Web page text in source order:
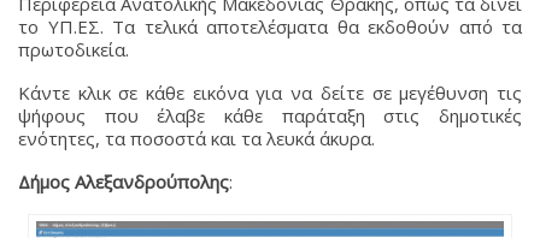
το ΥΠ.ΕΣ. Τα τελικά αποτελέσματα θα εκδοθούν από τα
πρωτοδικεία.
Κάντε κλικ σε κάθε εικόνα για να δείτε σε μεγέθυνση τις
ψήφους που έλαβε κάθε παράταξη στις δημοτικές
ενότητες, τα ποσοστά και τα λευκά άκυρα.
Δήμος Αλεξανδρούπολης: